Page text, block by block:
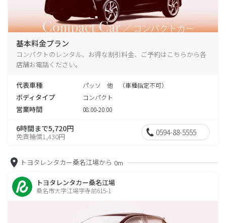
基本料金プラン
コンパクトのレンタル、お得な割引料金、ご予約はこちらから各
店舗お電話ください。
代表車種 パッソ 他 （車種指定不可）
ボディタイプ コンパクト
営業時間 08:00-20:00
6時間まで5,720円
免責補償1,430円 0594-88-5555
トヨタレンタカー桑名江場から 0m
トヨタレンタカー桑名江場
桑名市大字江場字寺前615-1